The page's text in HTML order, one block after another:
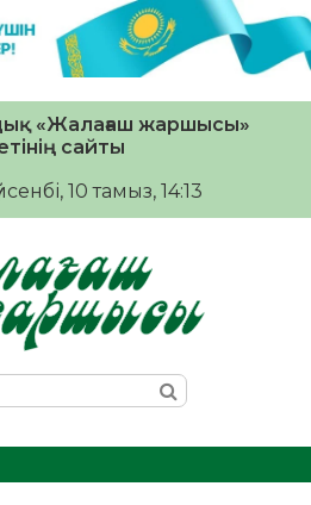
«Жалағаш жаршысы»
сайты
10 тамыз, 14:13